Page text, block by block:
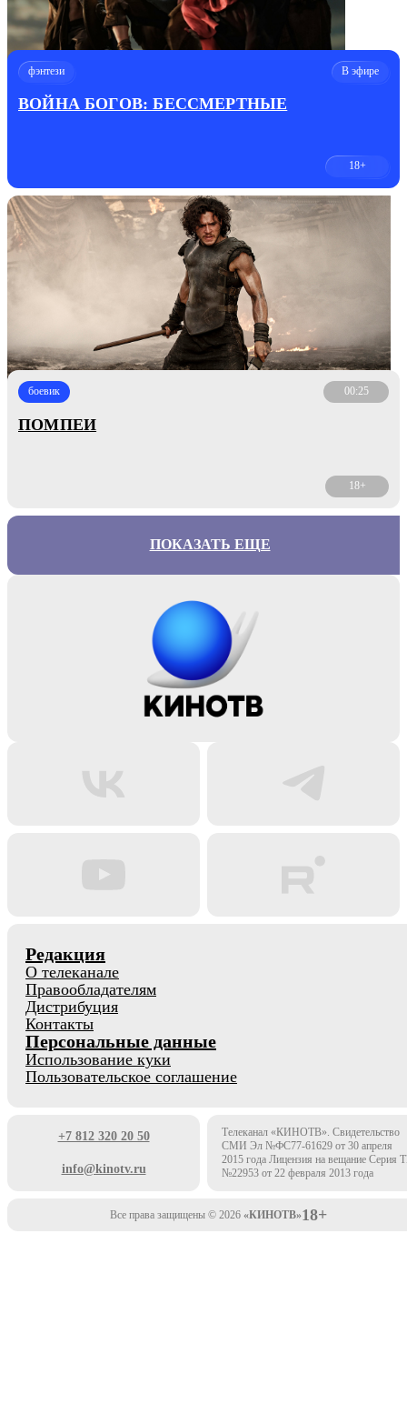
фэнтези В эфире
ВОЙНА БОГОВ: БЕССМЕРТНЫЕ
18+
боевик 00:25
ПОМПЕИ
18+
ПОКАЗАТЬ ЕЩЕ
Редакция
О телеканале
Правообладателям
Дистрибуция
Контакты
Персональные данные
Использование куки
Пользовательское соглашение
+7 812 320 20 50
info@kinotv.ru
Телеканал «КИНОТВ». Свидетельство
СМИ Эл №ФС77-61629 от 30 апреля
2015 года Лицензия на вещание Серия
№22953 от 22 февраля 2013 года
Все права защищены © 2026 «КИНОТВ»18+